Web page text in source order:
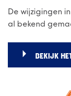
De wijzigingen
al bekend
BEKIJK